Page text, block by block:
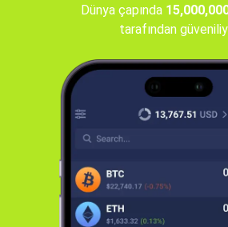
Dünya çapında
tarafından